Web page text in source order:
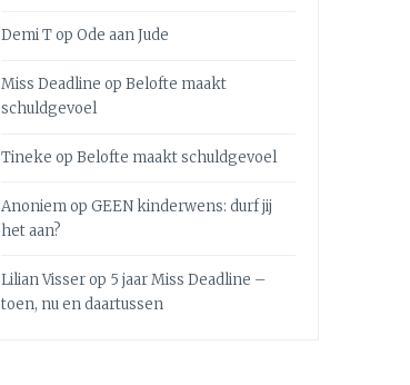
Demi TopOde aan Jude
Miss Deadline opBelofte maakt
schuldgevoel
Tineke opBelofte maakt schuldgevoel
AnoniemopGEEN kinderwens: durf jij
het aan?
Lilian Visserop 5 jaar Miss Deadline –
toen, nu en daartussen